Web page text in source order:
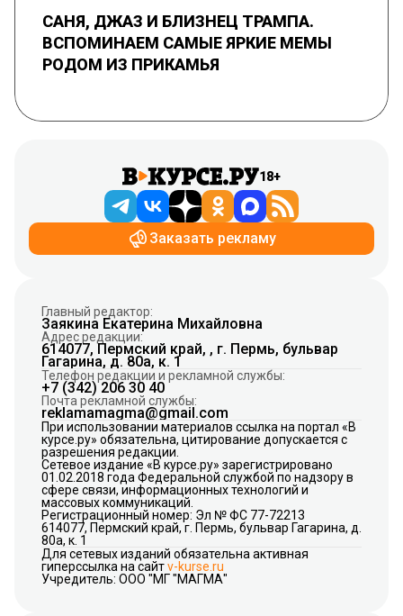
САНЯ, ДЖАЗ И БЛИЗНЕЦ ТРАМПА.
ВСПОМИНАЕМ САМЫЕ ЯРКИЕ МЕМЫ
РОДОМ ИЗ ПРИКАМЬЯ
18+
Заказать рекламу
Главный редактор:
Заякина Екатерина Михайловна
Адрес редакции:
614077, Пермский край, , г. Пермь, бульвар
Гагарина, д. 80а, к. 1
Телефон редакции и рекламной службы:
+7 (342) 206 30 40
Почта рекламной службы:
reklamamagma@gmail.com
При использовании материалов ссылка на портал «В
курсе.ру» обязательна, цитирование допускается с
разрешения редакции.
Сетевое издание «В курсе.ру» зарегистрировано
01.02.2018 года Федеральной службой по надзору в
сфере связи, информационных технологий и
массовых коммуникаций.
Регистрационный номер: Эл № ФС 77-72213
614077, Пермский край, г. Пермь, бульвар Гагарина, д.
80а, к. 1
Для сетевых изданий обязательна активная
гиперссылка на сайтv-kurse.ru
Учредитель: ООО "МГ "МАГМА"